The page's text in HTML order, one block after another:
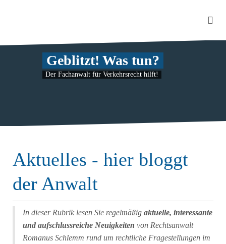
Geblitzt! Was tun?
Der Fachanwalt für Verkehrsrecht hilft!
Aktuelles - hier bloggt
der Anwalt
In dieser Rubrik lesen Sie regelmäßig aktuelle, interessante
und aufschlussreiche Neuigkeiten von Rechtsanwalt
Romanus Schlemm rund um rechtliche Fragestellungen im